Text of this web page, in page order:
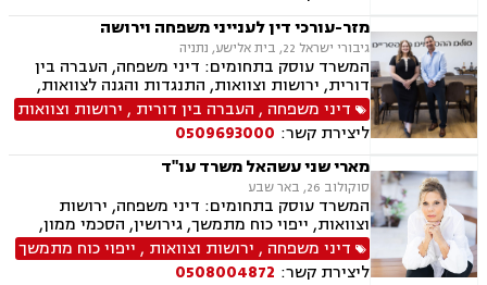
הורות חד מינית, עסקאות מתנה, העברה בין דורית,
פונדקאות, חטיפת ילדים, ידועים בציבור, ייצוג
קטינים, גישור במשפחה
מזר-עורכי דין לענייני משפחה וירושה
גיבורי ישראל 22, בית אלישע, נתניה
המשרד עוסק בתחומים: דיני משפחה, העברה בין
דורית, ירושות וצוואות, התנגדות והגנה לצוואות,
ייפוי כוח מתמשך, הסכמי ממון, גישור במשפחה,
ידועים בציבור, אפוטרופסות, אבהות, מזונות,
משמורת, גירושין, הורות חד מינית, חוק הנוער,
חלוקת רכוש, זמני שהות, ניכור הורי, גישור
ובוררויות.
דיני משפחה , העברה בין דורית , ירושות וצוואות
ליצירת קשר: 0509693000
מארי שני עשהאל משרד עו"ד
סוקולוב 26, באר שבע
המשרד עוסק בתחומים: דיני משפחה, ירושות
וצוואות, ייפוי כוח מתמשך, גירושין, הסכמי ממון,
נישואים אזרחיים, מעמד אישי, אפוטרופסות, מזונות,
התנגדויות לצוואות, הסכמים, בוררות
דיני משפחה , ירושות וצוואות , ייפוי כוח מתמשך
ליצירת קשר: 0508004872